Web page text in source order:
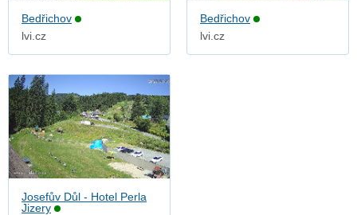
Bedřichov
lvi.cz
Bedřichov
lvi.cz
Josefův Důl - Hotel Perla
Jizery